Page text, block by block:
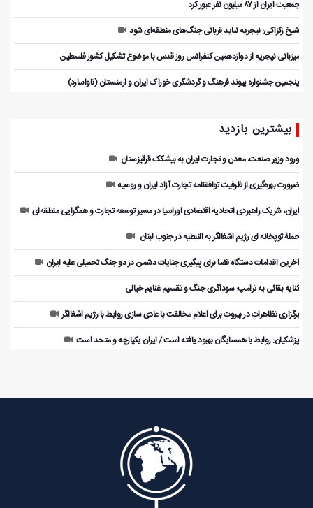
جمعیت ایران از ۸۷ میلیون نفر عبور کرد
شیخ زکزاکی: نیجریه نباید قربانی جنگ‌های منطقه‌ای شود
میزبانی نیجریه از دوازدهمین کنفرانس روز قدس با موضوع تشکیل کشور فلسطین
پنجمین جشنواره پیوند فرهنگ و گردشگر‌ی خوراک ایران و ارمنستان (ناواسارد)
بیشترین بازدید
ورود وزیر صنعت، معدن و تجارت ایران به بیشکک قرقیزستان
ضرورت بهره‌گیری از ظرفیت توافقنامه تجارت آزاد ایران و روسیه
ایران، شریک راهبردی اتحادیه اقتصادی اوراسیا در مسیر توسعه تجارت و همگرایی منطقه‌ای
حملۀ توپخانه ای رژیم اشغالگر به النبطیه در جنوب لبنان
آخرین اقدامات دستگاه قضا برای پیگیری جنایات دشمن در دو جنگ تحمیلی علیه ایران
کنایه بقائی به ترامپ: سوداگری جنگ و تقسیم غنایم خیالی
برگزاری تظاهرات در بیروت برای اعلام مخالفت با عادی سازی روابط با رژیم اشغالگر
پزشکیان: روابط با همسایگان بهبود یافته است / ایران یکپارچه و متحد است